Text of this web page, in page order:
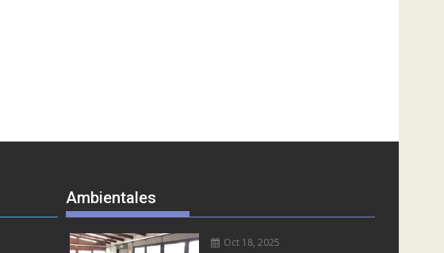
Ambientales
Oct 18, 2025